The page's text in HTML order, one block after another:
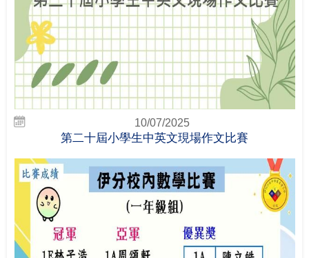
10/07/2025
第二十屆小學生中英文現場作文比賽